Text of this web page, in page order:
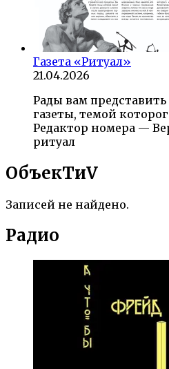
Газета «Ритуал»
21.04.2026
Рады вам
газеты, темой
Редактор номера —
ритуал
ОбъекTиV
Записей не найдено.
Радио